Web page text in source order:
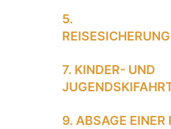
5.
7. KINDER- UND
9. ABSAGE EINER